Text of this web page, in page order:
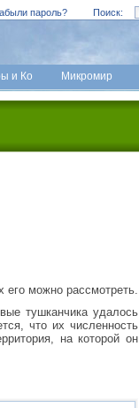
пароль? Поиск:
и Ко Микромир
его можно рассмотреть.
тушканчика удалось
что их численность
на которой он